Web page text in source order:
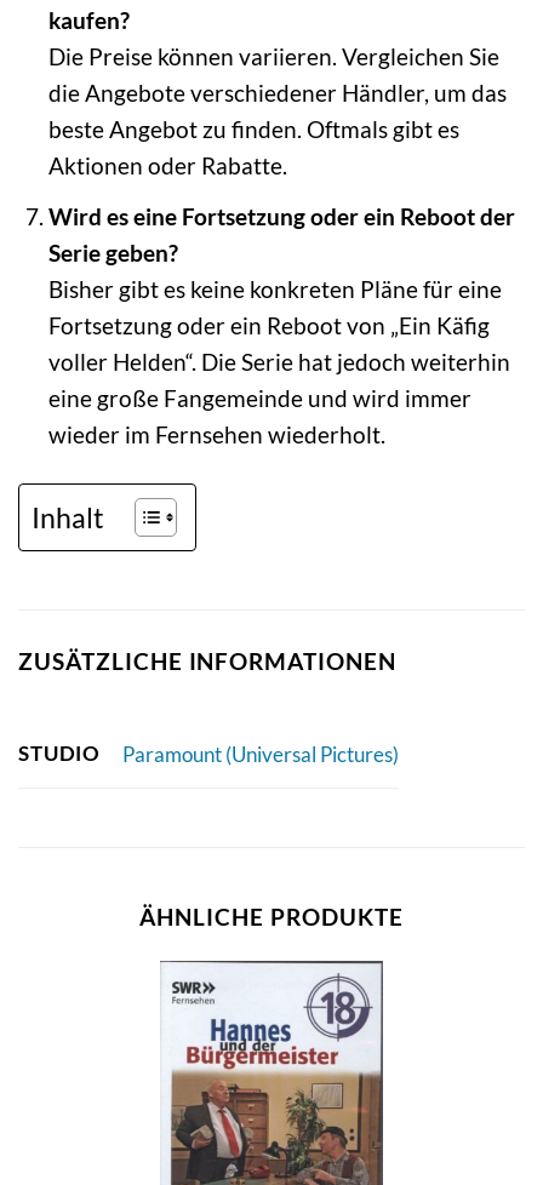
kaufen?
Die Preise können variieren. Vergleichen Sie
die Angebote verschiedener Händler, um das
beste Angebot zu finden. Oftmals gibt es
Aktionen oder Rabatte.
Wird es eine Fortsetzung oder ein Reboot der
Serie geben?
Bisher gibt es keine konkreten Pläne für eine
Fortsetzung oder ein Reboot von „Ein Käfig
voller Helden“. Die Serie hat jedoch weiterhin
eine große Fangemeinde und wird immer
wieder im Fernsehen wiederholt.
Inhalt
ZUSÄTZLICHE INFORMATIONEN
STUDIO Paramount (Universal Pictures)
ÄHNLICHE PRODUKTE